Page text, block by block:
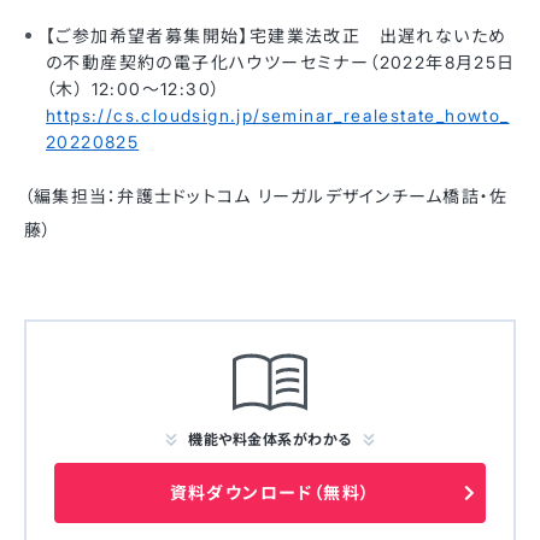
【ご参加希望者募集開始】宅建業法改正 出遅れないため
の不動産契約の電子化ハウツーセミナー（2022年8月25日
（木） 12:00〜12:30）
https://cs.cloudsign.jp/seminar_realestate_howto_
20220825
（編集担当：弁護士ドットコム リーガルデザインチーム橋詰・佐
藤）
機能や料金体系がわかる
資料ダウンロード（無料）